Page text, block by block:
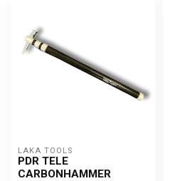
LAKA TOOLS
PDR TELE
CARBONHAMMER